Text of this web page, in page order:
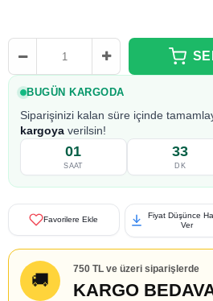
BUGÜN KARGODA
Siparişinizi kalan süre içinde
kargoya verilsin!
01
SAAT
33
DK
Favorilere Ekle
Fiyat Düşünce
Ver
🚚
750 TL ve üzeri siparişlerde
KARGO